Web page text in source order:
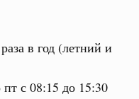
в год (летний и
с 08:15 до 15:30